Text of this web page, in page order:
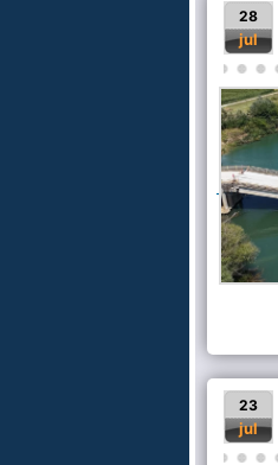
28
jul
23
jul